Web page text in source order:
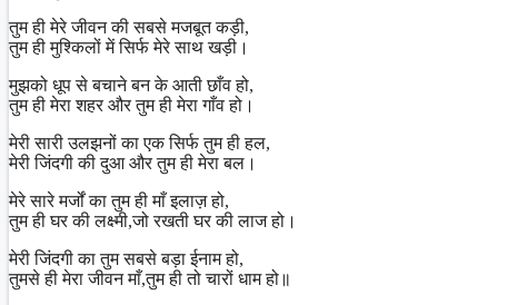
तुम ही मेरे जीवन की सबसे मजबूत कड़ी,
तुम ही मुश्किलों में सिर्फ मेरे साथ खड़ी।
मुझको धूप से बचाने बन के आती छाँव हो,
तुम ही मेरा शहर और तुम ही मेरा गाँव हो।
मेरी सारी उलझनों का एक सिर्फ तुम ही हल,
मेरी जिंदगी की दुआ और तुम ही मेरा बल।
मेरे सारे मर्जों का तुम ही माँ इलाज़ हो,
तुम ही घर की लक्ष्मी,जो रखती घर की लाज हो।
मेरी जिंदगी का तुम सबसे बड़ा ईनाम हो,
तुमसे ही मेरा जीवन माँ,तुम ही तो चारों धाम हो॥